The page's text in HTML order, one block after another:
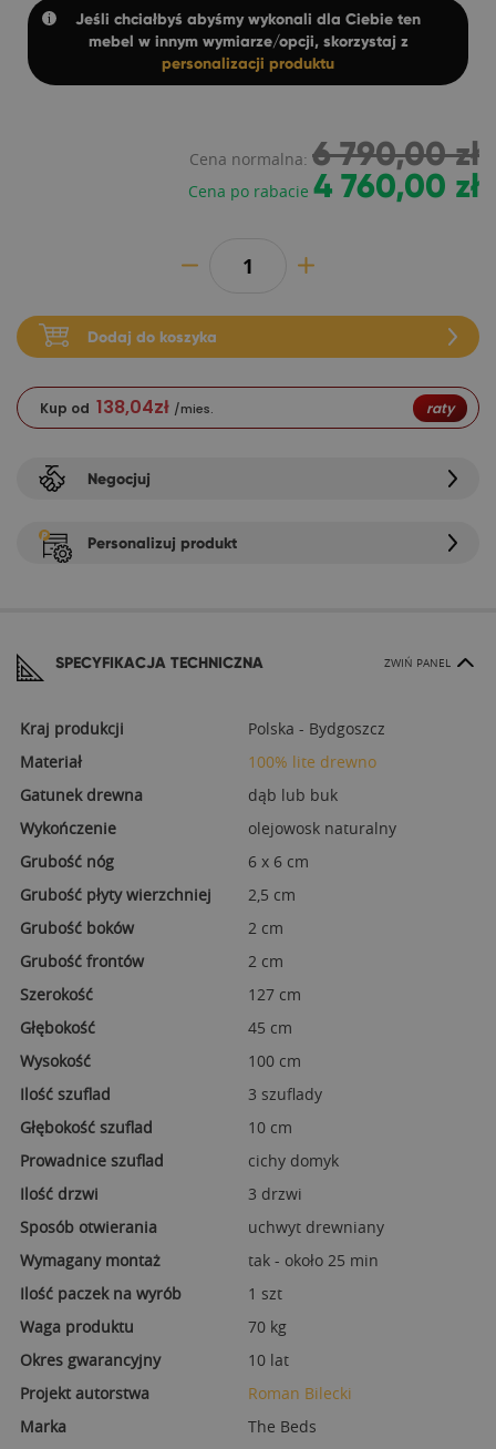
Jeśli chciałbyś abyśmy wykonali dla Ciebie ten
mebel w innym wymiarze/opcji, skorzystaj z
personalizacji produktu
Cena normalna: 6 790,00 zł
Cena po rabacie 4 760,00 zł
Dodaj do koszyka
Kup od 138,04zł /mies. raty
Negocjuj
Personalizuj produkt
SPECYFIKACJA TECHNICZNA ZWIŃ PANEL
Kraj produkcji
Polska - Bydgoszcz
Materiał
100% lite drewno
Gatunek drewna
dąb lub buk
Wykończenie
olejowosk naturalny
Grubość nóg
6 x 6 cm
Grubość płyty wierzchniej
2,5 cm
Grubość boków
2 cm
Grubość frontów
2 cm
Szerokość
127 cm
Głębokość
45 cm
Wysokość
100 cm
Ilość szuflad
3 szuflady
Głębokość szuflad
10 cm
Prowadnice szuflad
cichy domyk
Ilość drzwi
3 drzwi
Sposób otwierania
uchwyt drewniany
Wymagany montaż
tak - około 25 min
Ilość paczek na wyrób
1 szt
Waga produktu
70 kg
Okres gwarancyjny
10 lat
Projekt autorstwa
Roman Bilecki
Marka
The Beds